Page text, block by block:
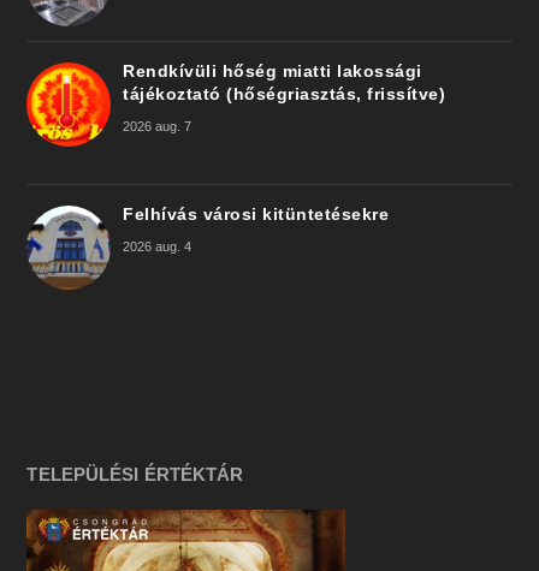
Rendkívüli hőség miatti lakossági
tájékoztató (hőségriasztás, frissítve)
2026 aug. 7
Felhívás városi kitüntetésekre
2026 aug. 4
TELEPÜLÉSI ÉRTÉKTÁR